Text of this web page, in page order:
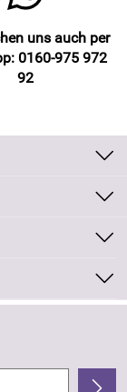
uns auch per
0160-975 972
92